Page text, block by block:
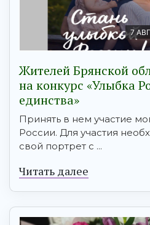
7
Жителей Брянской
на конкурс «Улыбка
единства»
Принять в нем участие
России. Для участия
свой портрет с ...
Читать далее